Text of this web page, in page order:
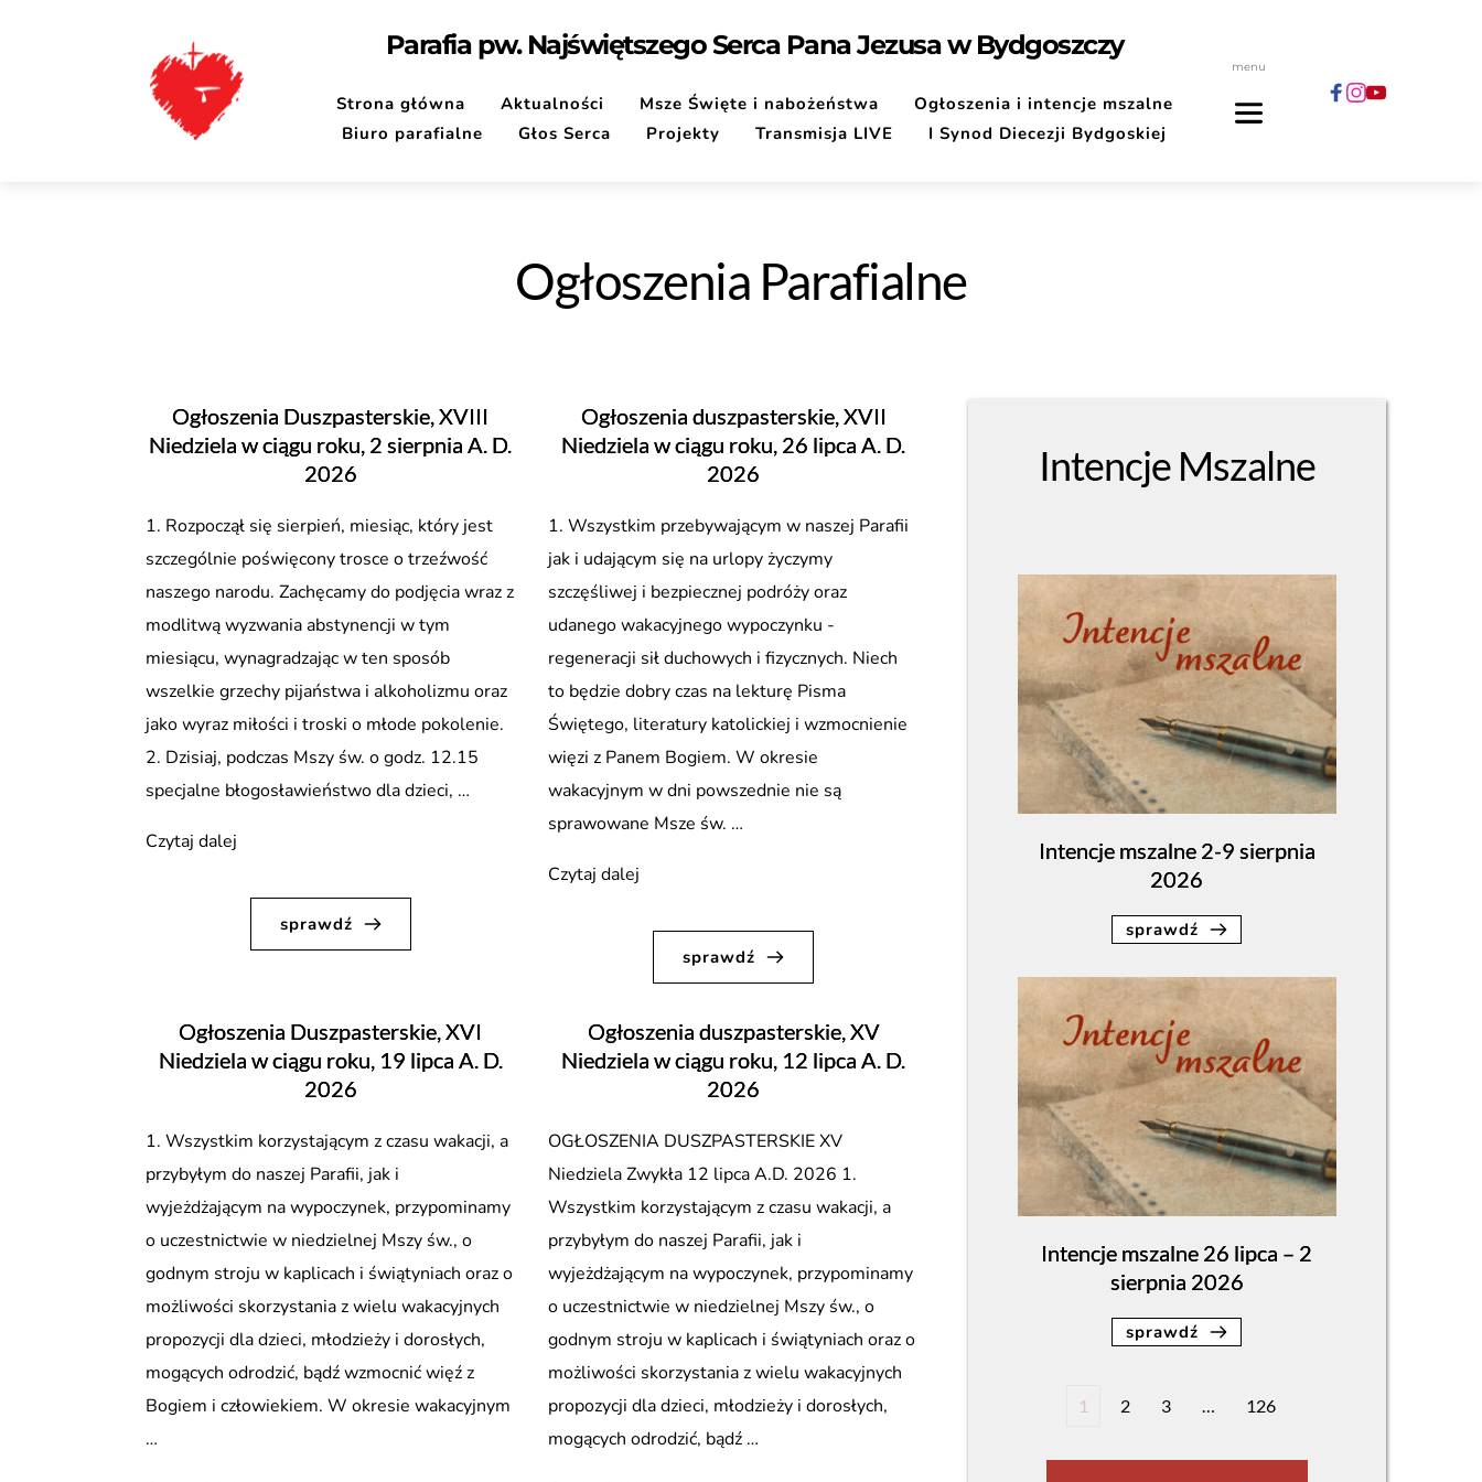
Parafia pw. Najświętszego Serca Pana Jezusa w Bydgoszczy
Strona główna Aktualności Msze Święte i nabożeństwa
Ogłoszenia i intencje mszalne
Biuro parafialne
Głos Serca Projekty Transmisja LIVE I Synod Diecezji Bydgoskiej
menu
Ogłoszenia Parafialne
Ogłoszenia Duszpasterskie, XVIII
Niedziela w ciągu roku, 2 sierpnia A. D.
2026
1. Rozpoczął się sierpień, miesiąc, który jest
szczególnie poświęcony trosce o trzeźwość
naszego narodu. Zachęcamy do podjęcia wraz z
modlitwą wyzwania abstynencji w tym
miesiącu, wynagradzając w ten sposób
wszelkie grzechy pijaństwa i alkoholizmu oraz
jako wyraz miłości i troski o młode pokolenie.
2. Dzisiaj, podczas Mszy św. o godz. 12.15
specjalne błogosławieństwo dla dzieci, …
Czytaj dalej
XVIII
Niedziela
roku,
2
A.
D.
2026”
sprawdź
Ogłoszenia duszpasterskie, XVII
Niedziela w ciągu roku, 26 lipca A. D.
2026
1. Wszystkim przebywającym w naszej Parafii
jak i udającym się na urlopy życzymy
szczęśliwej i bezpiecznej podróży oraz
udanego wakacyjnego wypoczynku -
regeneracji sił duchowych i fizycznych. Niech
to będzie dobry czas na lekturę Pisma
Świętego, literatury katolickiej i wzmocnienie
więzi z Panem Bogiem. W okresie
wakacyjnym w dni powszednie nie są
sprawowane Msze św. …
Czytaj dalej
XVII
Niedziela
ciągu
roku,
lipca
A.
D.
2026”
sprawdź
Ogłoszenia Duszpasterskie, XVI
Niedziela w ciągu roku, 19 lipca A. D.
2026
1. Wszystkim korzystającym z czasu wakacji, a
przybyłym do naszej Parafii, jak i
wyjeżdżającym na wypoczynek, przypominamy
o uczestnictwie w niedzielnej Mszy św., o
godnym stroju w kaplicach i świątyniach oraz o
możliwości skorzystania z wielu wakacyjnych
propozycji dla dzieci, młodzieży i dorosłych,
mogących odrodzić, bądź wzmocnić więź z
Bogiem i człowiekiem. W okresie wakacyjnym
…
Ogłoszenia duszpasterskie, XV
Niedziela w ciągu roku, 12 lipca A. D.
2026
OGŁOSZENIA DUSZPASTERSKIE XV
Niedziela Zwykła 12 lipca A.D. 2026 1.
Wszystkim korzystającym z czasu wakacji, a
przybyłym do naszej Parafii, jak i
wyjeżdżającym na wypoczynek, przypominamy
o uczestnictwie w niedzielnej Mszy św., o
godnym stroju w kaplicach i świątyniach oraz o
możliwości skorzystania z wielu wakacyjnych
propozycji dla dzieci, młodzieży i dorosłych,
mogących odrodzić, bądź …
Intencje Mszalne
Intencje mszalne 2-9 sierpnia
2026
sprawdź
Intencje mszalne 26 lipca – 2
sierpnia 2026
sprawdź
1 2 3 126